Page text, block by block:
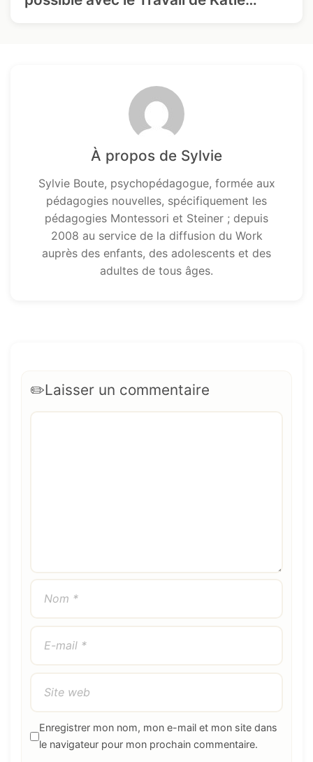
À propos de Sylvie
Sylvie Boute, psychopédagogue, formée aux
pédagogies nouvelles, spécifiquement les
pédagogies Montessori et Steiner ; depuis
2008 au service de la diffusion du Work
auprès des enfants, des adolescents et des
adultes de tous âges.
Laisser un commentaire
Enregistrer mon nom, mon e-mail et mon site dans
le navigateur pour mon prochain commentaire.